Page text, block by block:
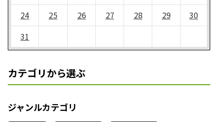
24
25 26 27 28 29
30
31
カテゴリから選ぶ
ジャンルカテゴリ